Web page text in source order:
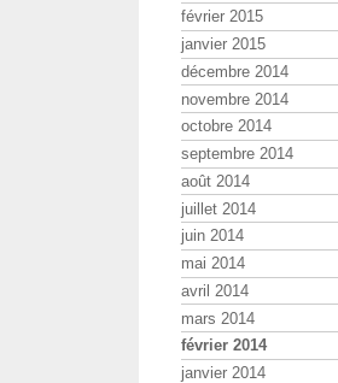
février 2015
janvier 2015
décembre 2014
novembre 2014
octobre 2014
septembre 2014
août 2014
juillet 2014
juin 2014
mai 2014
avril 2014
mars 2014
février 2014
janvier 2014